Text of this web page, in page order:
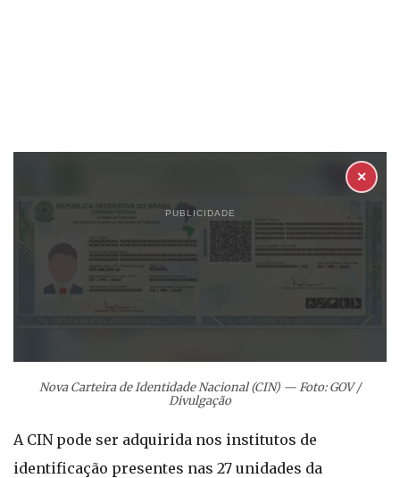
PUBLICIDADE
✕
Nova Carteira de Identidade Nacional (CIN) — Foto: GOV /
Divulgação
A CIN pode ser adquirida nos institutos de
identificação presentes nas 27 unidades da